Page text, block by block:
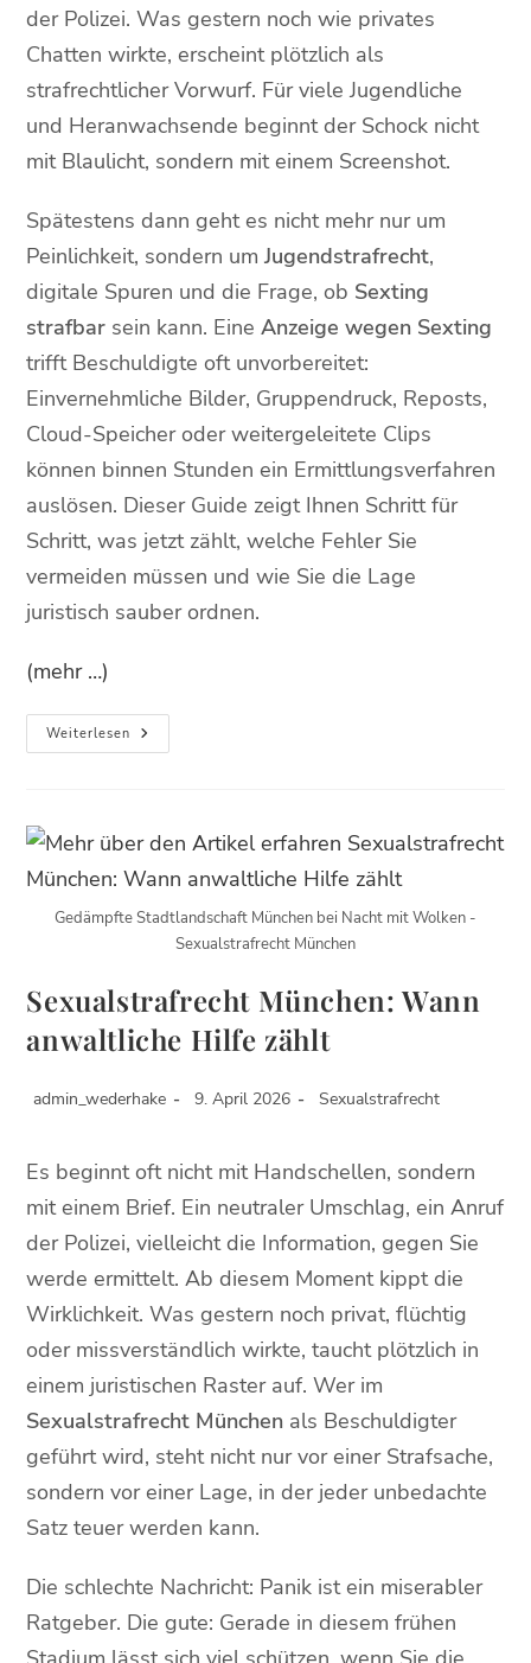
der Polizei. Was gestern noch wie privates
Chatten wirkte, erscheint plötzlich als
strafrechtlicher Vorwurf. Für viele Jugendliche
und Heranwachsende beginnt der Schock nicht
mit Blaulicht, sondern mit einem Screenshot.
Spätestens dann geht es nicht mehr nur um
Peinlichkeit, sondern umJugendstrafrecht,
digitale Spuren und die Frage, ob Sexting
strafbar sein kann. EineAnzeige wegen Sexting
trifft Beschuldigte oft unvorbereitet:
Einvernehmliche Bilder, Gruppendruck, Reposts,
Cloud-Speicher oder weitergeleitete Clips
können binnen Stunden ein Ermittlungsverfahren
auslösen. Dieser Guide zeigt Ihnen Schritt für
Schritt, was jetzt zählt, welche Fehler Sie
vermeiden müssen und wie Sie die Lage
juristisch sauber ordnen.
(mehr …)
Weiterlesen
Gedämpfte Stadtlandschaft München bei Nacht mit Wolken -
Sexualstrafrecht München
Sexualstrafrecht München: Wann
anwaltliche Hilfe zählt
admin_wederhake 9. April 2026 Sexualstrafrecht
Es beginnt oft nicht mit Handschellen, sondern
mit einem Brief. Ein neutraler Umschlag, ein Anruf
der Polizei, vielleicht die Information, gegen Sie
werde ermittelt. Ab diesem Moment kippt die
Wirklichkeit. Was gestern noch privat, flüchtig
oder missverständlich wirkte, taucht plötzlich in
einem juristischen Raster auf. Wer im
Sexualstrafrecht München als Beschuldigter
geführt wird, steht nicht nur vor einer Strafsache,
sondern vor einer Lage, in der jeder unbedachte
Satz teuer werden kann.
Die schlechte Nachricht: Panik ist ein miserabler
Ratgeber. Die gute: Gerade in diesem frühen